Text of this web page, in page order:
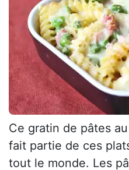
Ce gratin de pâtes
fait partie de ces
tout le monde. Les